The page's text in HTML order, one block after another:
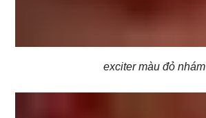
exciter màu đỏ nhám